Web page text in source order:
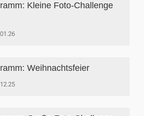
Kleine Foto-Challenge
Weihnachtsfeier